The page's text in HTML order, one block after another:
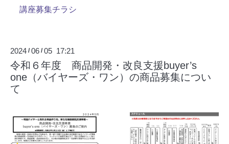
講座募集チラシ
2024 /06 /05 17:21
令和６年度 商品開発・改良支援buyer’s
one（バイヤーズ・ワン）の商品募集につい
て